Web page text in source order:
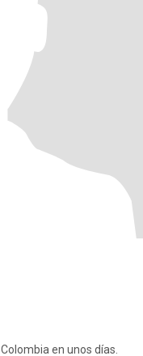
en unos días.